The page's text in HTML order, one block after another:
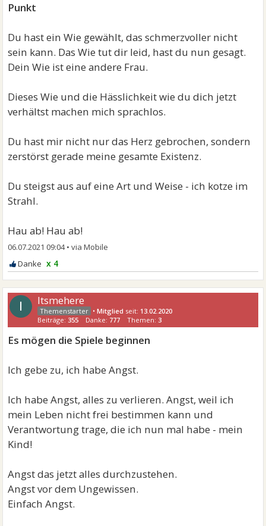
Punkt
Du hast ein Wie gewählt, das schmerzvoller nicht
sein kann. Das Wie tut dir leid, hast du nun gesagt.
Dein Wie ist eine andere Frau.
Dieses Wie und die Hässlichkeit wie du dich jetzt
verhältst machen mich sprachlos.
Du hast mir nicht nur das Herz gebrochen, sondern
zerstörst gerade meine gesamte Existenz.
Du steigst aus auf eine Art und Weise - ich kotze im
Strahl.
Hau ab! Hau ab!
06.07.2021 09:04•
x 4
I Itsmehere
•Mitglied seit: 13.02.2020
Beiträge:355 Danke: 777 Themen:3
Es mögen die Spiele beginnen
Ich gebe zu, ich habe Angst.
Ich habe Angst, alles zu verlieren. Angst, weil ich
mein Leben nicht frei bestimmen kann und
Verantwortung trage, die ich nun mal habe - mein
Kind!
Angst das jetzt alles durchzustehen.
Angst vor dem Ungewissen.
Einfach Angst.